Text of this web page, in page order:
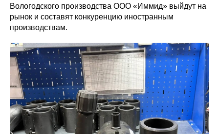
Вологодского производства ООО «Иммид» выйдут на
рынок и составят конкуренцию иностранным
производствам.